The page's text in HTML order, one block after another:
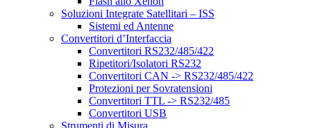
Soluzioni Integrate Satellitari – ISS
Sistemi ed Antenne
Convertitori d’Interfaccia
Convertitori RS232/485/422
Ripetitori/Isolatori RS232
Convertitori CAN -> RS232/485/422
Protezioni per Sovratensioni
Convertitori TTL -> RS232/485
Convertitori USB
Strumenti di Misura